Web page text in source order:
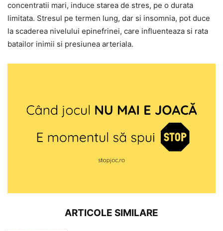
concentratii mari, induce starea de stres, pe o durata
limitata. Stresul pe termen lung, dar si insomnia, pot duce
la scaderea nivelului epinefrinei, care influenteaza si rata
batailor inimii si presiunea arteriala.
ARTICOLE SIMILARE